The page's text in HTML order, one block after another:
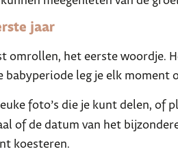
jaar
omrollen, het eerste woordje.
leg je elk moment
foto’s die je kunt delen, of
of de datum van het
koesteren.